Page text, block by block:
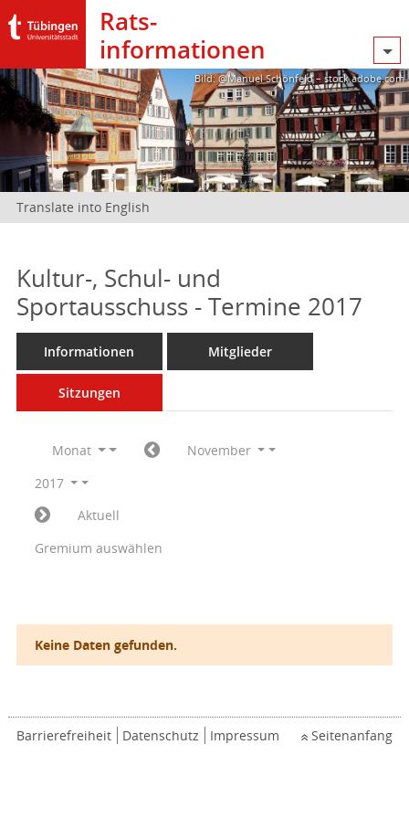
Rats­
informationen
Bild: @Manuel Schönfeld – stock.adobe.com
Translate into English
Kultur-, Schul- und
Sportausschuss - Termine 2017
Informationen Mitglieder
Sitzungen
Monat
November
2017
Aktuell
Gremium auswählen
Keine Daten gefunden.
Barrierefreiheit Datenschutz Impressum Seitenanfang